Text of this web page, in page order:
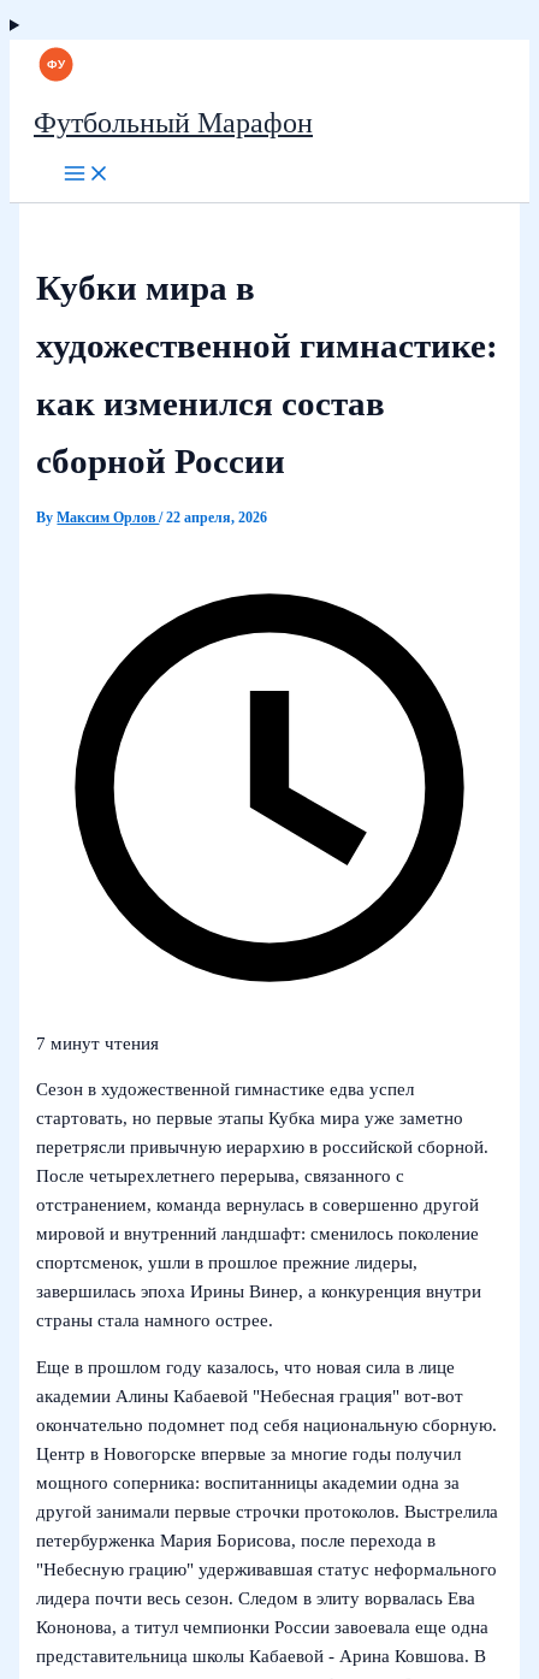
Футбольный Марафон
Кубки мира в
художественной гимнастике:
как изменился состав
сборной России
ByМаксим Орлов/22 апреля, 2026
7 минут чтения
Сезон в художественной гимнастике едва успел
стартовать, но первые этапы Кубка мира уже заметно
перетрясли привычную иерархию в российской сборной.
После четырехлетнего перерыва, связанного с
отстранением, команда вернулась в совершенно другой
мировой и внутренний ландшафт: сменилось поколение
спортсменок, ушли в прошлое прежние лидеры,
завершилась эпоха Ирины Винер, а конкуренция внутри
страны стала намного острее.
Еще в прошлом году казалось, что новая сила в лице
академии Алины Кабаевой "Небесная грация" вот-вот
окончательно подомнет под себя национальную сборную.
Центр в Новогорске впервые за многие годы получил
мощного соперника: воспитанницы академии одна за
другой занимали первые строчки протоколов. Выстрелила
петербурженка Мария Борисова, после перехода в
"Небесную грацию" удерживавшая статус неформального
лидера почти весь сезон. Следом в элиту ворвалась Ева
Кононова, а титул чемпионки России завоевала еще одна
представительница школы Кабаевой - Арина Ковшова. В